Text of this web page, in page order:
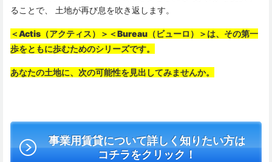
ることで、 土地が再び息を吹き返します。
＜Actis（アクティス）＞ ＜Bureau（ビューロ）＞ は、その第一
歩をともに歩むためのシリーズです。
あなたの土地に、次の可能性を見出してみませんか。
事業用賃貸について詳しく知りたい方は
コチラをクリック！